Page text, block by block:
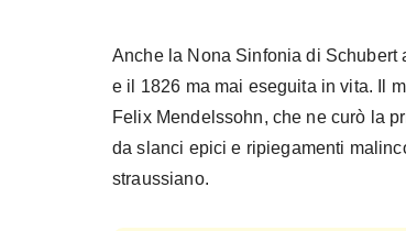
Anche la Nona Sinfonia di Schubert
e il 1826 ma mai eseguita in vita. Il
Felix Mendelssohn, che ne curò la
da slanci epici e ripiegamenti
straussiano.